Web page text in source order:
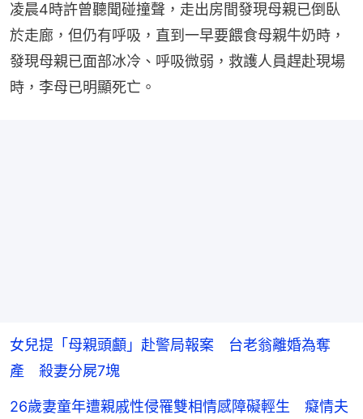
凌晨4時許曾聽聞碰撞聲，走出房間發現母親已倒臥
於走廊，但仍有呼吸，直到一早要餵食母親牛奶時，
發現母親已面部冰冷、呼吸微弱，救護人員趕赴現場
時，李母已明顯死亡。
女兒提「母親頭顱」赴警局報案 台老翁離婚為奪
產 殺妻分屍7塊
26歲妻童年遭親戚性侵罹雙相情感障礙輕生 癡情夫